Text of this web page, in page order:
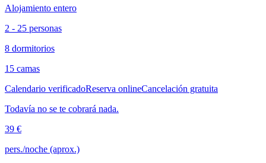
Alojamiento entero
2 - 25 personas
8 dormitorios
15 camas
Calendario verificadoReserva onlineCancelación gratuita
Todavía no se te cobrará nada.
39 €
pers./noche (aprox.)